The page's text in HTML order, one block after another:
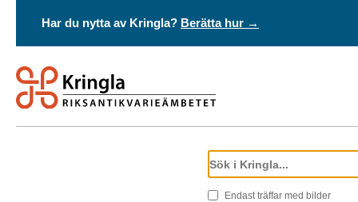
Har du nytta av Kringla? Berätta hur →
Endast träffar med bilder